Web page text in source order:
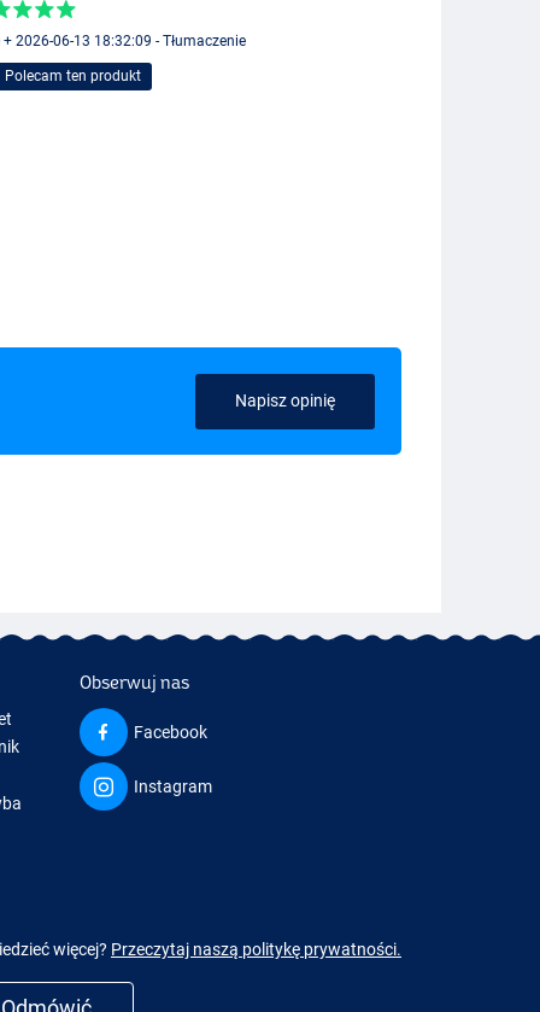
+ 2026-06-13 18:32:09 - Tłumaczenie
Polecam ten produkt
Napisz opinię
Obserwuj nas
Facebook
Instagram
więcej? Przeczytaj naszą politykę prywatności.